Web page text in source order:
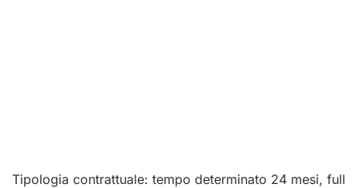
Tipologia contrattuale: tempo determinato 24 mesi, full